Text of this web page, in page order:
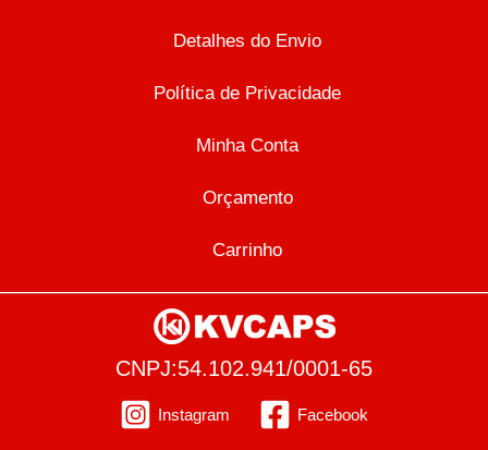
Detalhes do Envio
Política de Privacidade
Minha Conta
Orçamento
Carrinho
CNPJ:54.102.941/0001-65
Instagram Facebook